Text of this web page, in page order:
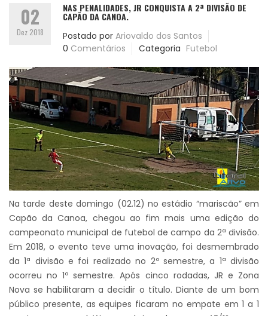
02
Dez 2018
NAS PENALIDADES, JR CONQUISTA A 2ª DIVISÃO DE
CAPÃO DA CANOA.
Postado por Ariovaldo dos Santos
0 Comentários Categoria Futebol
Na tarde deste domingo (02.12) no estádio “mariscão” em
Capão da Canoa, chegou ao fim mais uma edição do
campeonato municipal de futebol de campo da 2ª divisão.
Em 2018, o evento teve uma inovação, foi desmembrado
da 1ª divisão e foi realizado no 2º semestre, a 1ª divisão
ocorreu no 1º semestre. Após cinco rodadas, JR e Zona
Nova se habilitaram a decidir o título. Diante de um bom
público presente, as equipes ficaram no empate em 1 a 1